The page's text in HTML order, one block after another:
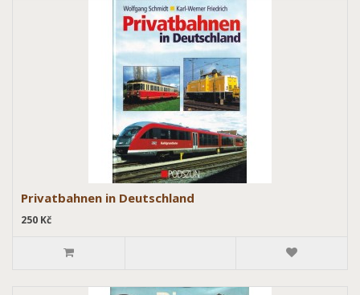
Privatbahnen in Deutschland
250 Kč